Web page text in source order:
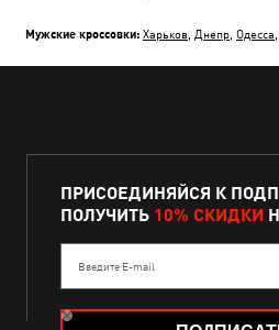
Мужские кроссовки: Харьков Днепр Одесса
ПРИСОЕДИНЯЙСЯ К
ПОЛУЧИТЬ 10% СКИДКИ
Введите E-mail